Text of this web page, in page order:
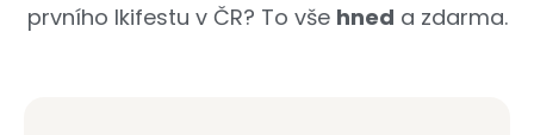
prvního Ikifestu v ČR? To vše hned a zdarma.